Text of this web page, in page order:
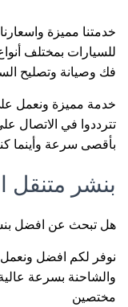
خدمتنا مميزة
للسيارات بمختلف
فك وصيانة وتصليح
خدمة مميزة ونعمل
تترددوا في الاتصال
بأقصى سرعة وأينما
بنشر متنقل
هل تبحث عن افضل
نوفر لكم افضل ونعمل
والشاحنة بسرعة
مختصين